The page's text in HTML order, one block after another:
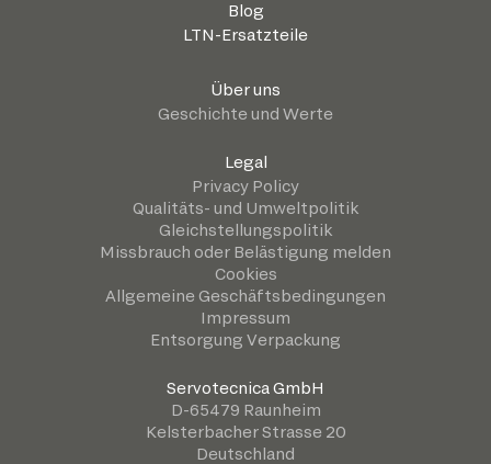
Blog
LTN-Ersatzteile
Über uns
Geschichte und Werte
Legal
Privacy Policy
Qualitäts- und Umweltpolitik
Gleichstellungspolitik
Missbrauch oder Belästigung melden
Cookies
Allgemeine Geschäftsbedingungen
Impressum
Entsorgung Verpackung
Servotecnica GmbH
D-65479 Raunheim
Kelsterbacher Strasse 20
Deutschland